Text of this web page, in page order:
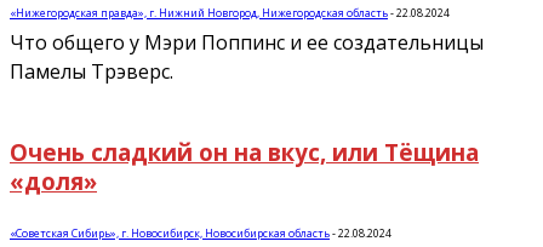
«Нижегородская правда», г. Нижний Новгород, Нижегородская область-22.08.2024
Что общего у Мэри Поппинс и ее создательницы
Памелы Трэверс.
Очень сладкий он на вкус, или Тёщина
«доля»
«Советская Сибирь», г. Новосибирск, Новосибирская область-22.08.2024